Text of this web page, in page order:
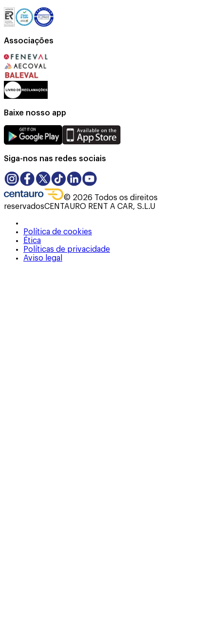
Associações
Baixe nosso app
Siga-nos nas redes sociais
© 2026 Todos os direitos
reservadosCENTAURO RENT A CAR, S.L.U
Política de cookies
Ética
Políticas de privacidade
Aviso legal